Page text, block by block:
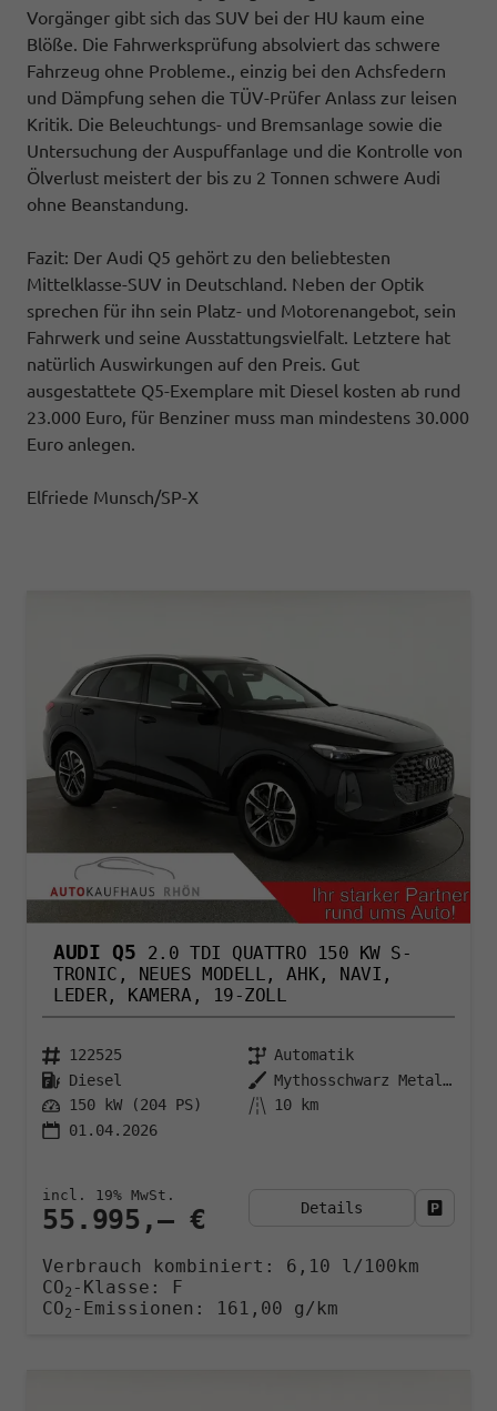
Vorgänger gibt sich das SUV bei der HU kaum eine
Blöße. Die Fahrwerksprüfung absolviert das schwere
Fahrzeug ohne Probleme., einzig bei den Achsfedern
und Dämpfung sehen die TÜV-Prüfer Anlass zur leisen
Kritik. Die Beleuchtungs- und Bremsanlage sowie die
Untersuchung der Auspuffanlage und die Kontrolle von
Ölverlust meistert der bis zu 2 Tonnen schwere Audi
ohne Beanstandung.
Fazit: Der Audi Q5 gehört zu den beliebtesten
Mittelklasse-SUV in Deutschland. Neben der Optik
sprechen für ihn sein Platz- und Motorenangebot, sein
Fahrwerk und seine Ausstattungsvielfalt. Letztere hat
natürlich Auswirkungen auf den Preis. Gut
ausgestattete Q5-Exemplare mit Diesel kosten ab rund
23.000 Euro, für Benziner muss man mindestens 30.000
Euro anlegen.
Elfriede Munsch/SP-X
AUDI Q5
2.0 TDI QUATTRO 150 KW S-
TRONIC, NEUES MODELL, AHK, NAVI,
LEDER, KAMERA, 19-ZOLL
122525
Automatik
Diesel
Mythosschwarz Metallic
150 kW (204 PS)
10 km
01.04.2026
55.995,– €
incl. 19% MwSt.
Details
Verbrauch kombiniert: 6,10 l/100km
CO2 -Klasse:
F
CO2 -Emissionen: 161,00 g/km